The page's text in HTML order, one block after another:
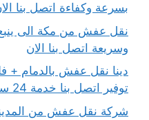
بسرعة وكفاءة اتصل بنا
وسريعة اتصل بنا الان
دينا نقل عفش بالدمام +
توفير اتصل بنا خدمة 24 ساعه
شركة نقل عفش من